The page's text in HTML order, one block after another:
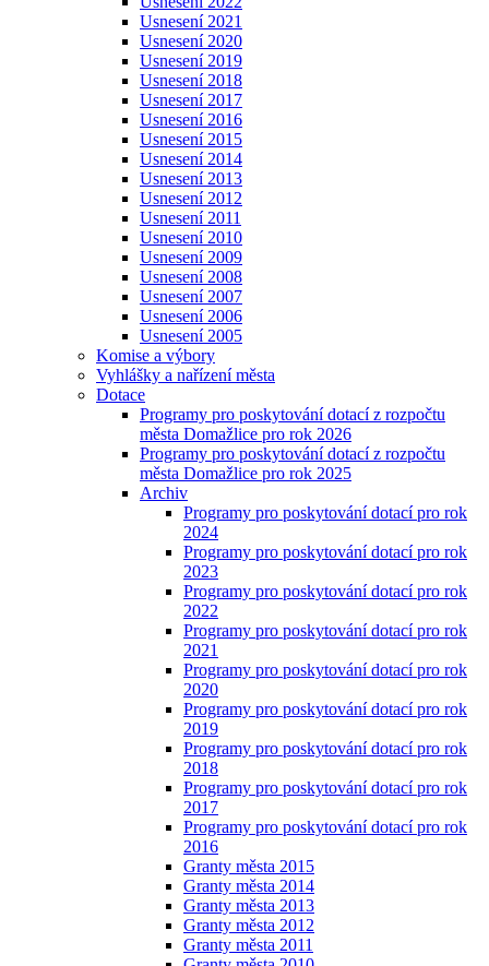
Usnesení 2021
Usnesení 2020
Usnesení 2019
Usnesení 2018
Usnesení 2017
Usnesení 2016
Usnesení 2015
Usnesení 2014
Usnesení 2013
Usnesení 2012
Usnesení 2011
Usnesení 2010
Usnesení 2009
Usnesení 2008
Usnesení 2007
Usnesení 2006
Usnesení 2005
Komise a výbory
Vyhlášky a nařízení města
Dotace
Programy pro poskytování dotací z rozpočtu
města Domažlice pro rok 2026
Programy pro poskytování dotací z rozpočtu
města Domažlice pro rok 2025
Archiv
Programy pro poskytování dotací pro rok
2024
Programy pro poskytování dotací pro rok
2023
Programy pro poskytování dotací pro rok
2022
Programy pro poskytování dotací pro rok
2021
Programy pro poskytování dotací pro rok
2020
Programy pro poskytování dotací pro rok
2019
Programy pro poskytování dotací pro rok
2018
Programy pro poskytování dotací pro rok
2017
Programy pro poskytování dotací pro rok
2016
Granty města 2015
Granty města 2014
Granty města 2013
Granty města 2012
Granty města 2011